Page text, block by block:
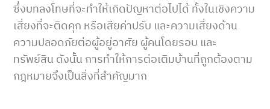
ซึ่งบทลงโทษที่จะทำให้เกิดปัญหาต่อไปได้ ทั้งในเชิงความ
เสี่ยงที่จะติดคุก หรือเสียค่าปรับ และความเสี่ยงด้าน
ความปลอดภัยต่อผู้อยู่อาศัย ผู้คนโดยรอบ และ
ทรัพย์สิน ดังนั้น การทำให้การต่อเติมบ้านที่ถูกต้องตาม
กฎหมายจึงเป็นสิ่งที่สำคัญมาก